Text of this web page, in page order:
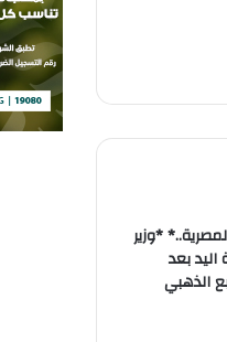
*وزير
بعد
الذهبي